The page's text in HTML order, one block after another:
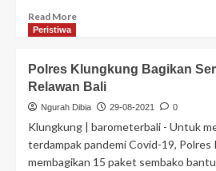
Read More
Peristiwa
Polres Klungkung Bagikan
Relawan Bali
Ngurah Dibia 29-08-2021 0
Klungkung | barometerbali - Untuk
terdampak pandemi Covid-19, Polres
membagikan 15 paket sembako